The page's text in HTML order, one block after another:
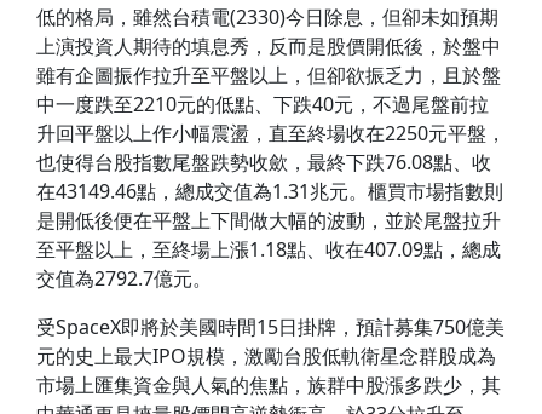
低的格局，雖然台積電(2330)今日除息，但卻未如預期
上演投資人期待的填息秀，反而是股價開低後，於盤中
雖有企圖振作拉升至平盤以上，但卻欲振乏力，且於盤
中一度跌至2210元的低點、下跌40元，不過尾盤前拉
升回平盤以上作小幅震盪，直至終場收在2250元平盤，
也使得台股指數尾盤跌勢收歛，最終下跌76.08點、收
在43149.46點，總成交值為1.31兆元。櫃買市場指數則
是開低後便在平盤上下間做大幅的波動，並於尾盤拉升
至平盤以上，至終場上漲1.18點、收在407.09點，總成
交值為2792.7億元。
受SpaceX即將於美國時間15日掛牌，預計募集750億美
元的史上最大IPO規模，激勵台股低軌衛星念群股成為
市場上匯集資金與人氣的焦點，族群中股漲多跌少，其